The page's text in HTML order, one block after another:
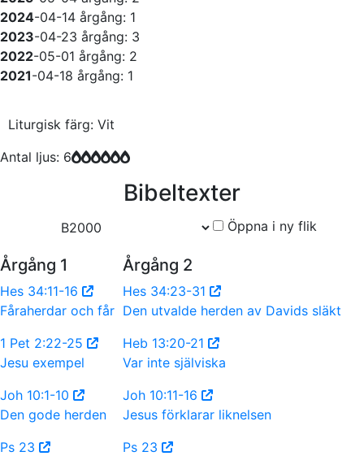
2024-04-14 årgång: 1
2023-04-23 årgång: 3
2022-05-01 årgång: 2
2021-04-18 årgång: 1
Liturgisk färg: Vit
Antal ljus: 6
Bibeltexter
Öppna i ny flik
Årgång 1
Hes 34:11-16
Fåraherdar och får
1 Pet 2:22-25
Jesu exempel
Joh 10:1-10
Den gode herden
Ps 23
Årgång 2
Hes 34:23-31
Den utvalde herden av Davids släkt
Heb 13:20-21
Var inte själviska
Joh 10:11-16
Jesus förklarar liknelsen
Ps 23